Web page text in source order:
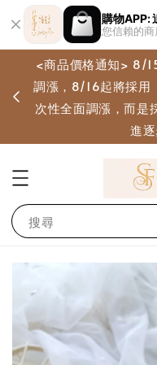
購物APP:
您信賴的商
<商品價格通知> 8/
調漲，8/16起將採用
次性全面調漲，而是
進逐
搜尋